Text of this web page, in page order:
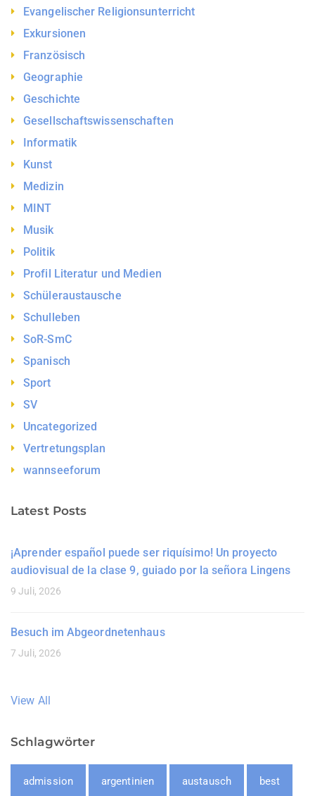
Evangelischer Religionsunterricht
Exkursionen
Französisch
Geographie
Geschichte
Gesellschaftswissenschaften
Informatik
Kunst
Medizin
MINT
Musik
Politik
Profil Literatur und Medien
Schüleraustausche
Schulleben
SoR-SmC
Spanisch
Sport
SV
Uncategorized
Vertretungsplan
wannseeforum
Latest Posts
¡Aprender español puede ser riquísimo! Un proyecto
audiovisual de la clase 9, guiado por la señora Lingens
9 Juli, 2026
Besuch im Abgeordnetenhaus
7 Juli, 2026
View All
Schlagwörter
admission argentinien austausch best